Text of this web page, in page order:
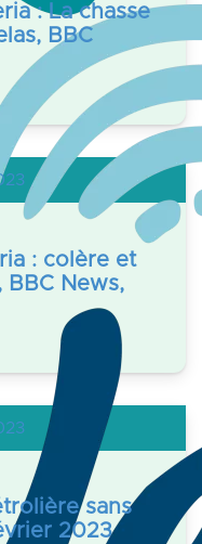
: La chasse
BBC
: colère et
BBC News,
sans
2023